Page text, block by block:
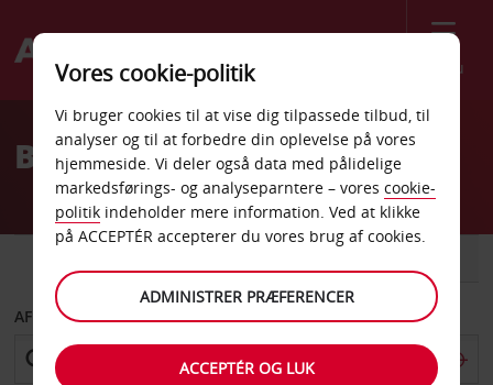
Menu
Welcome
AvisBilleje Arlington
AFHENT FRA
Vores cookie-politik
Vi bruger cookies til at vise dig tilpassede tilbud, til
analyser og til at forbedre din oplevelse på vores
hjemmeside. Vi deler også data med pålidelige
markedsførings- og analyseparntere – vores cookie-
politik indeholder mere information. Ved at klikke
på ACCEPTÉR accepterer du vores brug af cookies.
ADMINISTRER PRÆFERENCER
ACCEPTÉR OG LUK